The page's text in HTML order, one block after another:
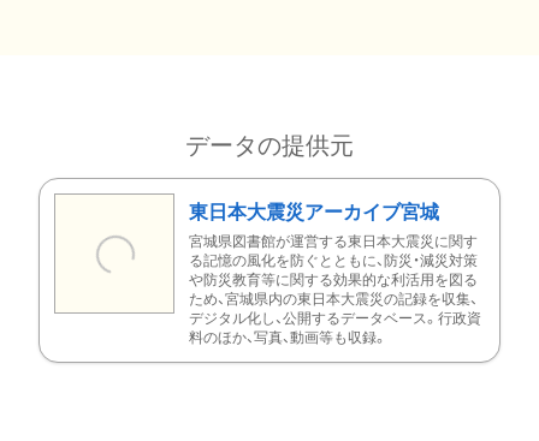
データの提供元
東日本大震災アーカイブ宮城
宮城県図書館が運営する東日本大震災に関す
る記憶の風化を防ぐとともに、防災・減災対策
や防災教育等に関する効果的な利活用を図る
ため、宮城県内の東日本大震災の記録を収集、
デジタル化し、公開するデータベース。行政資
料のほか、写真、動画等も収録。